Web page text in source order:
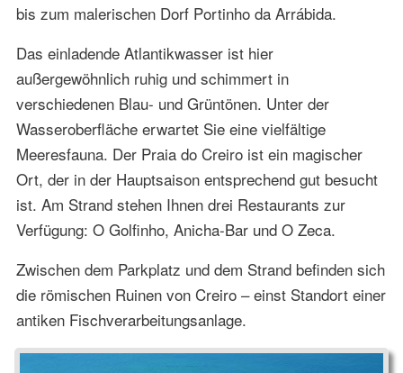
bis zum malerischen Dorf Portinho da Arrábida.
Das einladende Atlantikwasser ist hier
außergewöhnlich ruhig und schimmert in
verschiedenen Blau- und Grüntönen. Unter der
Wasseroberfläche erwartet Sie eine vielfältige
Meeresfauna. Der Praia do Creiro ist ein magischer
Ort, der in der Hauptsaison entsprechend gut besucht
ist. Am Strand stehen Ihnen drei Restaurants zur
Verfügung: O Golfinho, Anicha-Bar und O Zeca.
Zwischen dem Parkplatz und dem Strand befinden sich
die römischen Ruinen von Creiro – einst Standort einer
antiken Fischverarbeitungsanlage.